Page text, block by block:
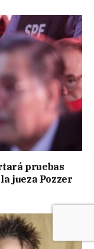
pruebas
jueza Pozzer